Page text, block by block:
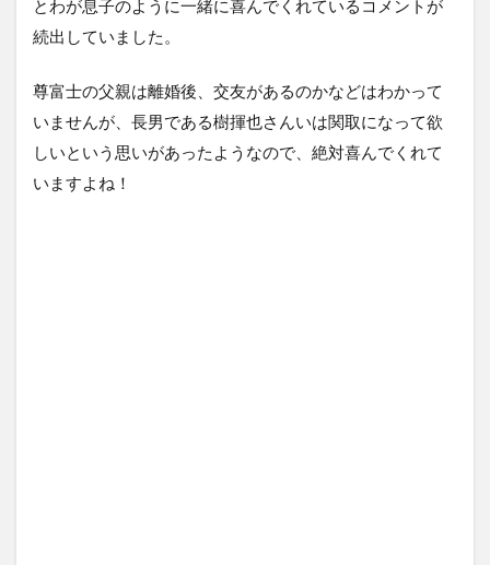
とわが息子のように一緒に喜んでくれているコメントが
続出していました。
尊富士の父親は離婚後、交友があるのかなどはわかって
いませんが、長男である樹揮也さんいは関取になって欲
しいという思いがあったようなので、絶対喜んでくれて
いますよね！